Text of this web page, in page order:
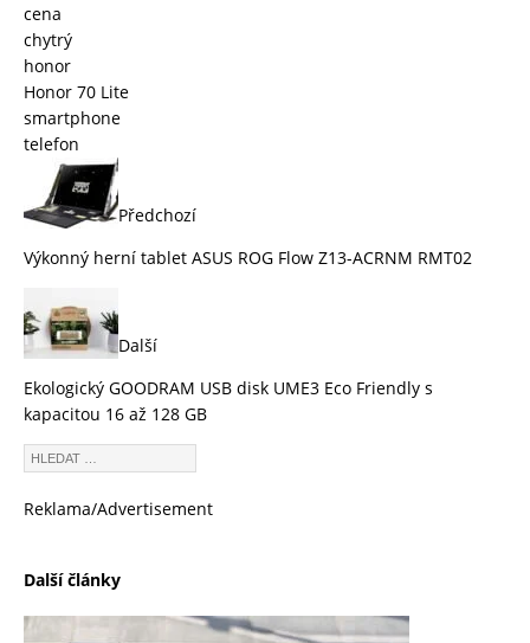
cena
chytrý
honor
Honor 70 Lite
smartphone
telefon
Předchozí
Výkonný herní tablet ASUS ROG Flow Z13-ACRNM RMT02
Další
Ekologický GOODRAM USB disk UME3 Eco Friendly s
kapacitou 16 až 128 GB
Reklama/Advertisement
Další články